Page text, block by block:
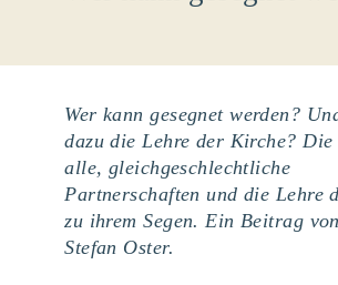
Wer kann gesegnet werden?
dazu die Lehre der Kirche?
alle, gleichgeschlechtliche
Partnerschaften und die Lehre
zu ihrem Segen. Ein Beitrag
Stefan Oster.